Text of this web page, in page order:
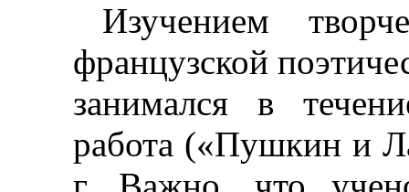
Изучением
французской
занимался в
работа («Пушкин и